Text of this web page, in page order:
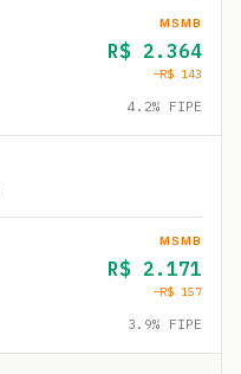
MSMB
R$ 2.364
−R$ 143
4.2% FIPE
MSMB
R$ 2.171
−R$ 157
3.9% FIPE